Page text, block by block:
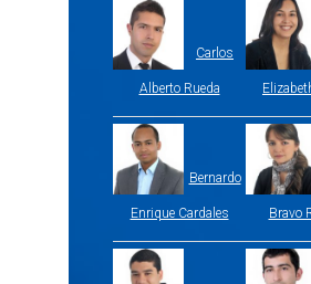
Carlos
Alberto Rueda
Bernardo
Enrique Cardales Bravo